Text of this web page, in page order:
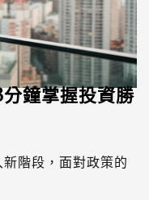
鐘掌握投資勝
階段，面對政策的